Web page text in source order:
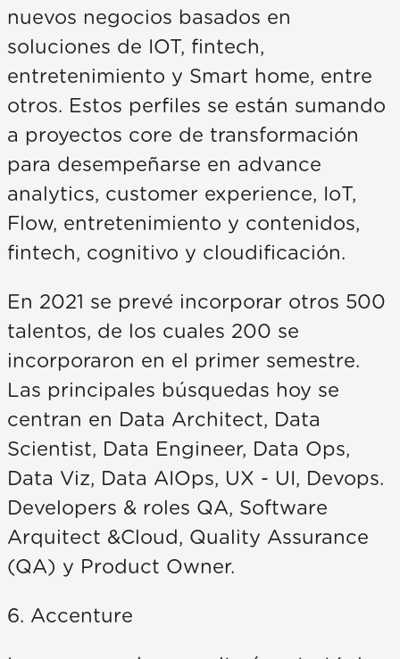
nuevos negocios basados en
soluciones de IOT, fintech,
entretenimiento y Smart home, entre
otros. Estos perfiles se están sumando
a proyectos core de transformación
para desempeñarse en advance
analytics, customer experience, IoT,
Flow, entretenimiento y contenidos,
fintech, cognitivo y cloudificación.
En 2021 se prevé incorporar otros 500
talentos, de los cuales 200 se
incorporaron en el primer semestre.
Las principales búsquedas hoy se
centran en Data Architect, Data
Scientist, Data Engineer, Data Ops,
Data Viz, Data AIOps, UX - UI, Devops.
Developers & roles QA, Software
Arquitect &Cloud, Quality Assurance
(QA) y Product Owner.
6. Accenture